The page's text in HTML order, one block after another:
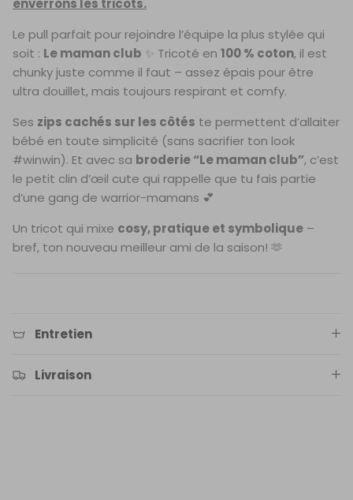
soit :Le maman club✨ Tricoté en100 % coton, il est
chunky juste comme il faut – assez épais pour être
ultra douillet, mais toujours respirant et comfy.
bébé en toute simplicité (sans sacrifier ton look
#winwin). Et avec sabroderie “Le maman club”
le petit clin d’œil cute qui rappelle que tu fais partie
d’une gang de warrior-mamans 💕
bref, ton nouveau meilleur ami de la saison! 🫶